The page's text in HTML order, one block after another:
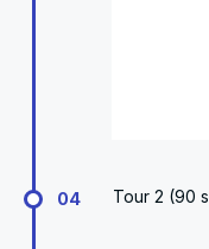
04 Tour 2 (90